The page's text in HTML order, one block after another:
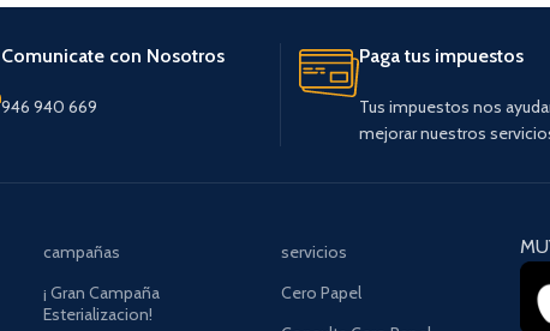
Comunicate con Nosotros
946 940 669
Paga tus impuestos
Tus impuestos nos
mejorar nuestros
campañas
¡ Gran Campaña
Esterializacion!
servicios
Cero Papel